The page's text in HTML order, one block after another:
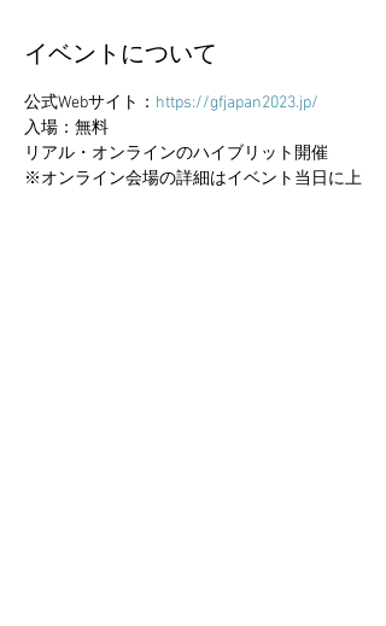
イベントについて
公式Webサイト： https://gfjapan2023.jp/
入場：無料
リアル・オンラインのハイブリット開催
※オンライン会場の詳細はイベント当日に上